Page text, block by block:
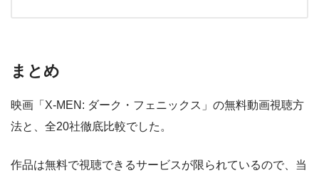
まとめ
映画「X-MEN: ダーク・フェニックス」の無料動画視聴方
法と、全20社徹底比較でした。
作品は無料で視聴できるサービスが限られているので、当